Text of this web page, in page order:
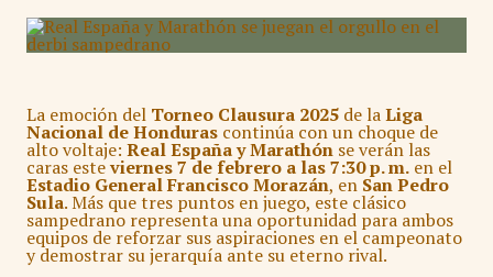
La emoción del Torneo Clausura 2025 de laLiga
Nacional de Honduras continúa con un choque de
alto voltaje: Real España y Marathón se verán las
caras esteviernes 7 de febrero a las 7:30 p. m. en el
Estadio General Francisco Morazán, en San Pedro
Sula. Más que tres puntos en juego, este clásico
sampedrano representa una oportunidad para ambos
equipos de reforzar sus aspiraciones en el campeonato
y demostrar su jerarquía ante su eterno rival.